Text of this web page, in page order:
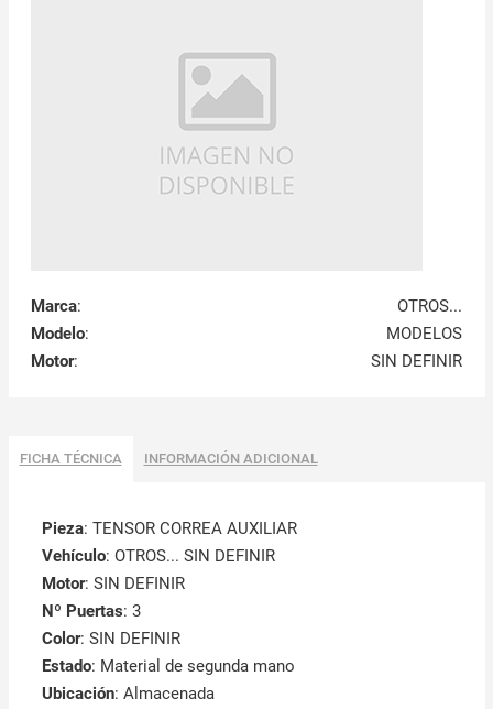
Marca:
OTROS...
Modelo:
MODELOS
Motor: SIN DEFINIR
FICHA TÉCNICA INFORMACIÓN ADICIONAL
Pieza: TENSOR CORREA AUXILIAR
Vehículo: OTROS... SIN DEFINIR
Motor: SIN DEFINIR
Nº Puertas: 3
Color: SIN DEFINIR
Estado: Material de segunda mano
Ubicación: Almacenada